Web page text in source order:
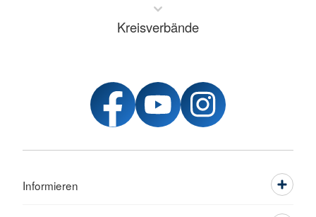
Kreisverbände
Informieren